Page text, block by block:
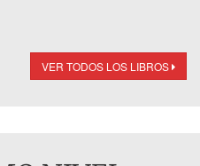
VER TODOS LOS LIBROS